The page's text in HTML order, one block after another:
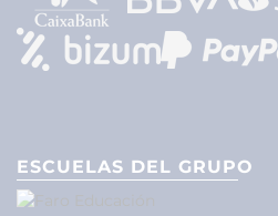
ESCUELAS DEL GRUPO